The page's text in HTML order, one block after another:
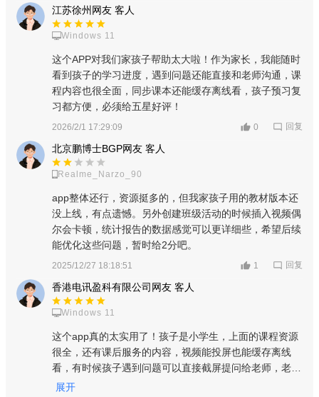
二是增加了资源操作和互动功能。主要包括：所有资源均可
设备环境。“课程教学”资源可缓存至本机离线查看。特别贴心的
是：浏览“课程学习”资源遇到问题时，可随时点击“提问”，截屏编
辑，发至班级教师提问并交流
在“我的学习”频道，用户可进行离线资源的管理，查看缓存中
和已完成的资源；还可查看各类资源的学习记录。
三是支持开展有组织的教育教学活动。在“我”模块中，教师可
以面向已建立的班级师生群成员发布通知公告。通知公告或活动
创建时，方式多样可按需插入图片、视频、语音、文件、链接等
多媒体内容。通知公告或活动发布后，可按需发送提醒，查看通
知确认情况或活动进展，还能对学生提交的学习活动成果进行在
线批改。学习活动结束后，系统会对该学习活动的整体情况和个
人表现进行统计分析，并给出数据统计报告供教师参考。
此外，智慧中小学app在家校协同功能方面也进行了优化。班
级家校群成员为班级所有老师和家长，老师和家长可以在群内开
展互动。家长还可以在“我”模块点击“孩子班级”查看班级老师、学
生、家长信息，也可点击某用户头像申请加好友进行交流。
江苏徐州网友 客人
Windows 11
这个APP对我们家孩子帮助太大啦！作为家长，我能随时
看到孩子的学习进度，遇到问题还能直接和老师沟通，课
程内容也很全面，同步课本还能缓存离线看，孩子预习复
习都方便，必须给五星好评！
2026/2/1 17:29:09 0 回复
北京鹏博士BGP网友 客人
Realme_Narzo_90
app整体还行，资源挺多的，但我家孩子用的教材版本还
没上线，有点遗憾。另外创建班级活动的时候插入视频偶
尔会卡顿，统计报告的数据感觉可以更详细些，希望后续
能优化这些问题，暂时给2分吧。
2025/12/27 18:18:51 1 回复
香港电讯盈科有限公司网友 客人
Windows 11
这个app真的太实用了！孩子是小学生，上面的课程资源
很全，还有课后服务的内容，视频能投屏也能缓存离线
看，有时候孩子遇到问题可以直接截屏提问给老师，老师
很快就回复了。家校群里老师发通知也很方便，还能看孩
展开